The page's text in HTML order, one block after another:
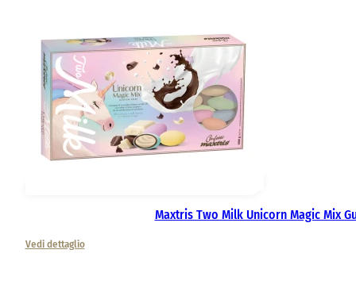
Maxtris Two Milk Unicorn Magic Mix
Vedi dettaglio